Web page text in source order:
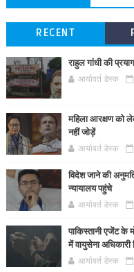
RECENT
राहुल गांधी की
आर्यावर्त डेस्क
महिला आरक्षण को
नहीं जोड़ें
आर्यावर्त डेस्क
विदेश जाने की
न्यायालय पहुंचे
आर्यावर्त डेस्क
पाकिस्तानी एजेंट के
में वायुसेना अधिकारी
आर्यावर्त डेस्क